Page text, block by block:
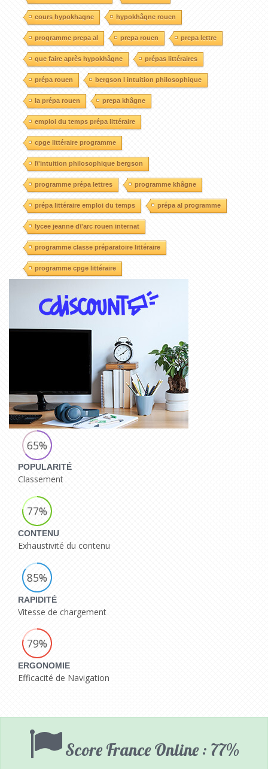
cours hypokhagne hypokhâgne rouen
programme prepa al prepa rouen prepa lettre
que faire après hypokhâgne prépas littéraires
prépa rouen bergson l intuition philosophique
la prépa rouen prepa khâgne
emploi du temps prépa littéraire
cpge littéraire programme
l\'intuition philosophique bergson
programme prépa lettres programme khâgne
prépa littéraire emploi du temps prépa al programme
lycee jeanne d\'arc rouen internat
programme classe préparatoire littéraire
programme cpge littéraire
65%
POPULARITÉ
Classement
77%
CONTENU
Exhaustivité du contenu
85%
RAPIDITÉ
Vitesse de chargement
79%
ERGONOMIE
Efficacité de Navigation
Score France Online : 77%